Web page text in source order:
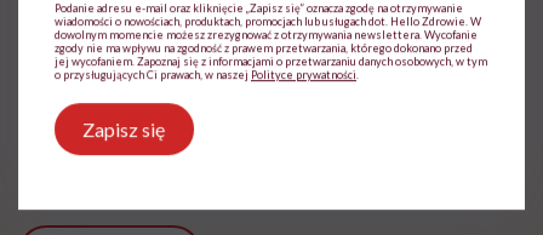
Uniwersytecie Ekonomicznym w Krakowie
jako pracownik naukowo-dydaktyczny. Ma
doświadczenie w zakresie tworzenia treści
modowych oraz beauty
Zobacz profil
Podanie adresu e-mail oraz kliknięcie „Zapisz się” oznacza zgodę na otrzymywanie
wiadomości o nowościach, produktach, promocjach lub usługach dot. Hello Zdrowie. W
dowolnym momencie możesz zrezygnować z otrzymywania newslettera. Wycofanie
zgody nie ma wpływu na zgodność z prawem przetwarzania, którego dokonano przed
jej wycofaniem. Zapoznaj się z informacjami o przetwarzaniu danych osobowych, w tym
o przysługujących Ci prawach, w naszej Polityce prywatności
Zapisz się